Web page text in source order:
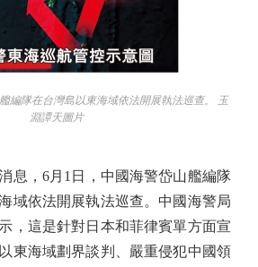
編隊在台灣島以東海域依法開展執法巡查。 玉
淵譚天圖片
，6月1日，中國海警岱山艦編隊
域依法開展執法巡查。中國海警局
，這是針對日本和菲律賓單方面宣
東海域劃界談判、嚴重侵犯中國領